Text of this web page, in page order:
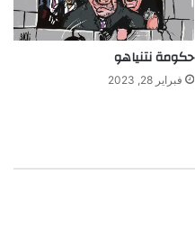
حكومة نتنياهو
فبراير 28, 2023